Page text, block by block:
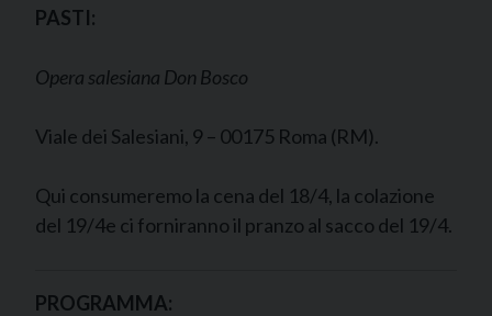
PASTI:
Opera salesiana Don Bosco
Viale dei Salesiani, 9 – 00175 Roma (RM).
Qui consumeremo la cena del 18/4, la colazione
del 19/4e ci forniranno il pranzo al sacco del 19/4.
PROGRAMMA: